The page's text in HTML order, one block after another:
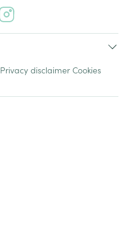
Privacy disclaimer Cookies